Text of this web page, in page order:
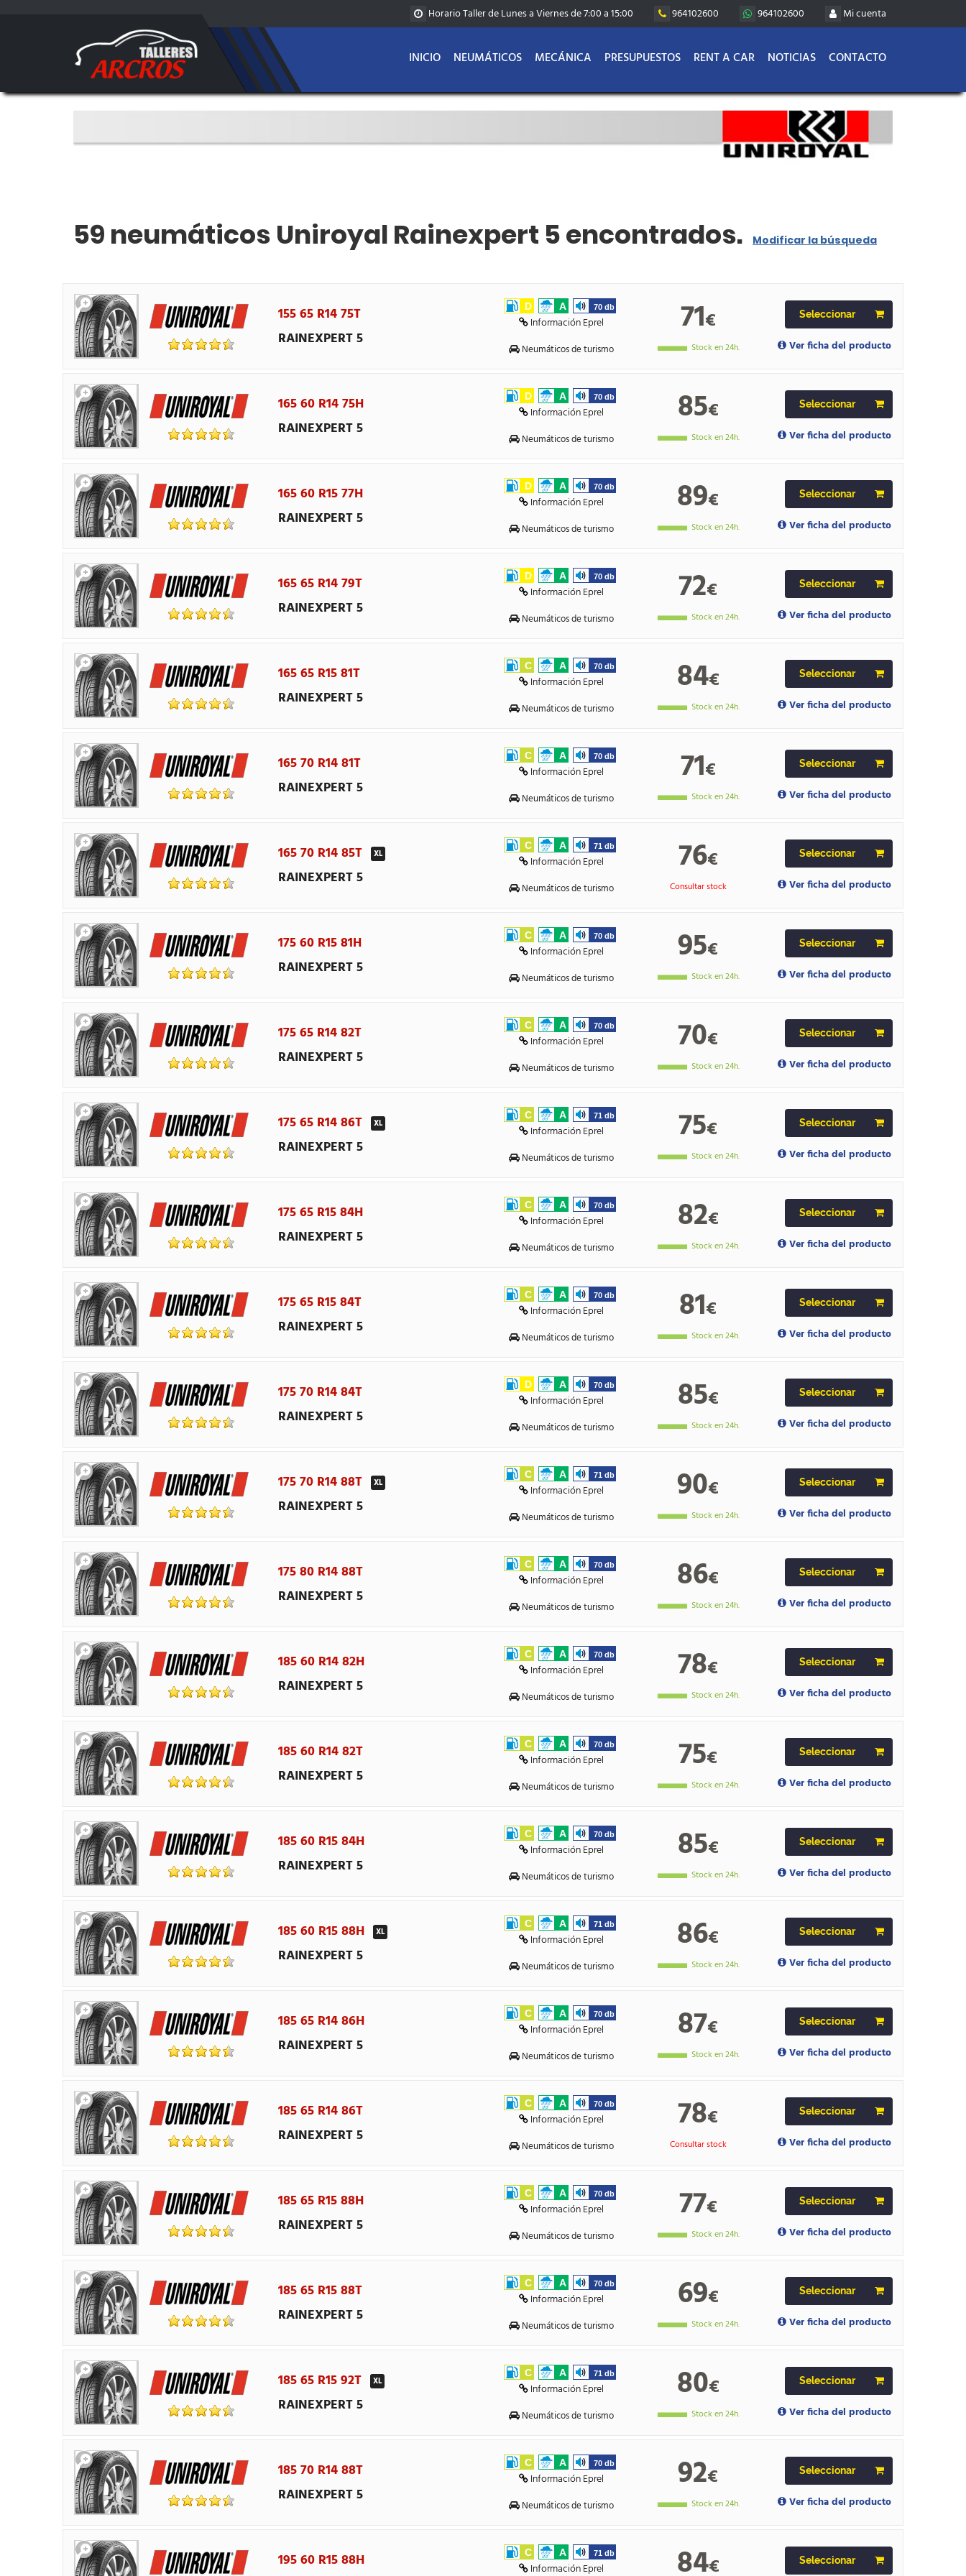
Horario Taller de Lunes a Viernes de 7:00 a 15:00 964102600 964102600 Mi cuenta
INICIO NEUMÁTICOS MECÁNICA PRESUPUESTOS RENT A CAR NOTICIAS CONTACTO
59 neumáticos Uniroyal Rainexpert 5 encontrados. Modificar la búsqueda
155 65 R14 75T
RAINEXPERT 5
D A 70 db
Información Eprel
Neumáticos de turismo
71€
Stock en 24h.
Seleccionar
Ver ficha del producto
165 60 R14 75H
RAINEXPERT 5
D A 70 db
Información Eprel
Neumáticos de turismo
85€
Stock en 24h.
Seleccionar
Ver ficha del producto
165 60 R15 77H
RAINEXPERT 5
D A 70 db
Información Eprel
Neumáticos de turismo
89€
Stock en 24h.
Seleccionar
Ver ficha del producto
165 65 R14 79T
RAINEXPERT 5
D A 70 db
Información Eprel
Neumáticos de turismo
72€
Stock en 24h.
Seleccionar
Ver ficha del producto
165 65 R15 81T
RAINEXPERT 5
C A 70 db
Información Eprel
Neumáticos de turismo
84€
Stock en 24h.
Seleccionar
Ver ficha del producto
165 70 R14 81T
RAINEXPERT 5
C A 70 db
Información Eprel
Neumáticos de turismo
71€
Stock en 24h.
Seleccionar
Ver ficha del producto
165 70 R14 85T XL
RAINEXPERT 5
C A 71 db
Información Eprel
Neumáticos de turismo
76€
Consultar stock
Seleccionar
Ver ficha del producto
175 60 R15 81H
RAINEXPERT 5
C A 70 db
Información Eprel
Neumáticos de turismo
95€
Stock en 24h.
Seleccionar
Ver ficha del producto
175 65 R14 82T
RAINEXPERT 5
C A 70 db
Información Eprel
Neumáticos de turismo
70€
Stock en 24h.
Seleccionar
Ver ficha del producto
175 65 R14 86T XL
RAINEXPERT 5
C A 71 db
Información Eprel
Neumáticos de turismo
75€
Stock en 24h.
Seleccionar
Ver ficha del producto
175 65 R15 84H
RAINEXPERT 5
C A 70 db
Información Eprel
Neumáticos de turismo
82€
Stock en 24h.
Seleccionar
Ver ficha del producto
175 65 R15 84T
RAINEXPERT 5
C A 70 db
Información Eprel
Neumáticos de turismo
81€
Stock en 24h.
Seleccionar
Ver ficha del producto
175 70 R14 84T
RAINEXPERT 5
D A 70 db
Información Eprel
Neumáticos de turismo
85€
Stock en 24h.
Seleccionar
Ver ficha del producto
175 70 R14 88T XL
RAINEXPERT 5
C A 71 db
Información Eprel
Neumáticos de turismo
90€
Stock en 24h.
Seleccionar
Ver ficha del producto
175 80 R14 88T
RAINEXPERT 5
C A 70 db
Información Eprel
Neumáticos de turismo
86€
Stock en 24h.
Seleccionar
Ver ficha del producto
185 60 R14 82H
RAINEXPERT 5
C A 70 db
Información Eprel
Neumáticos de turismo
78€
Stock en 24h.
Seleccionar
Ver ficha del producto
185 60 R14 82T
RAINEXPERT 5
C A 70 db
Información Eprel
Neumáticos de turismo
75€
Stock en 24h.
Seleccionar
Ver ficha del producto
185 60 R15 84H
RAINEXPERT 5
C A 70 db
Información Eprel
Neumáticos de turismo
85€
Stock en 24h.
Seleccionar
Ver ficha del producto
185 60 R15 88H XL
RAINEXPERT 5
C A 71 db
Información Eprel
Neumáticos de turismo
86€
Stock en 24h.
Seleccionar
Ver ficha del producto
185 65 R14 86H
RAINEXPERT 5
C A 70 db
Información Eprel
Neumáticos de turismo
87€
Stock en 24h.
Seleccionar
Ver ficha del producto
185 65 R14 86T
RAINEXPERT 5
C A 70 db
Información Eprel
Neumáticos de turismo
78€
Consultar stock
Seleccionar
Ver ficha del producto
185 65 R15 88H
RAINEXPERT 5
C A 70 db
Información Eprel
Neumáticos de turismo
77€
Stock en 24h.
Seleccionar
Ver ficha del producto
185 65 R15 88T
RAINEXPERT 5
C A 70 db
Información Eprel
Neumáticos de turismo
69€
Stock en 24h.
Seleccionar
Ver ficha del producto
185 65 R15 92T XL
RAINEXPERT 5
C A 71 db
Información Eprel
Neumáticos de turismo
80€
Stock en 24h.
Seleccionar
Ver ficha del producto
185 70 R14 88T
RAINEXPERT 5
C A 70 db
Información Eprel
Neumáticos de turismo
92€
Stock en 24h.
Seleccionar
Ver ficha del producto
195 60 R15 88H
C A 71 db
Información Eprel 84€ Seleccionar